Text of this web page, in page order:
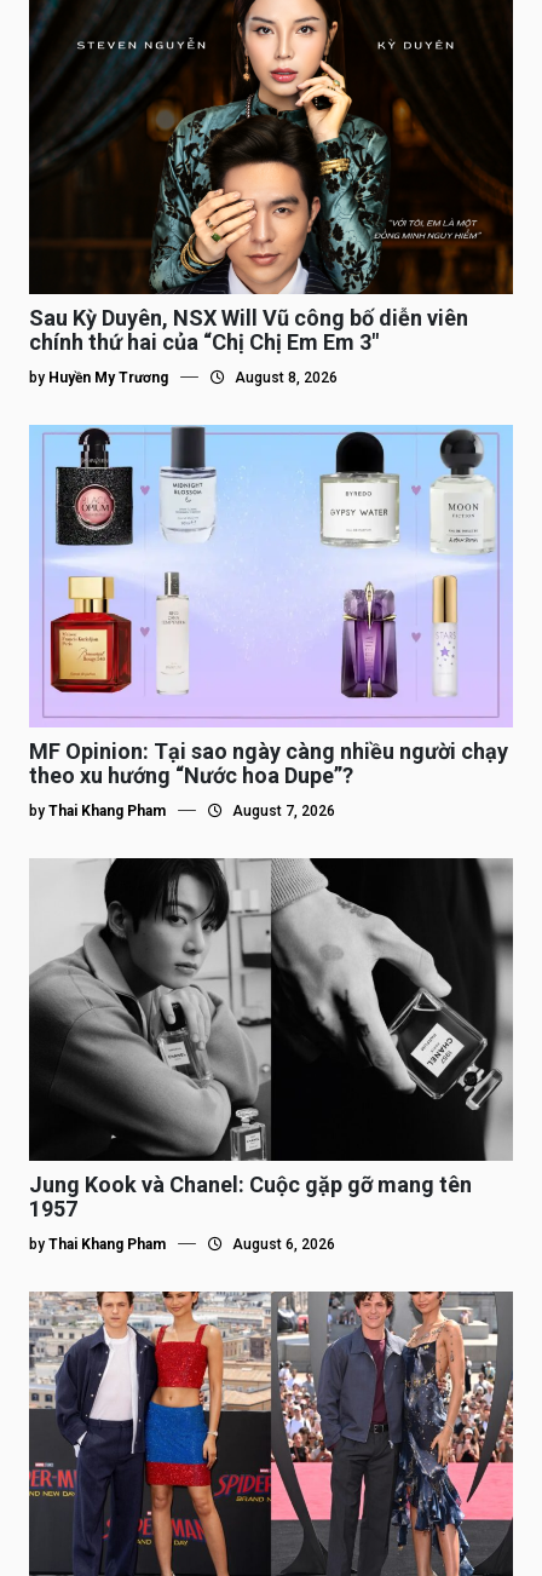
Sau Kỳ Duyên, NSX Will Vũ công bố diễn viên
chính thứ hai của “Chị Chị Em Em 3″
by Huyền My Trương August 8, 2026
MF Opinion: Tại sao ngày càng nhiều người chạy
theo xu hướng “Nước hoa Dupe”?
by Thai Khang Pham August 7, 2026
Jung Kook và Chanel: Cuộc gặp gỡ mang tên
1957
by Thai Khang Pham August 6, 2026